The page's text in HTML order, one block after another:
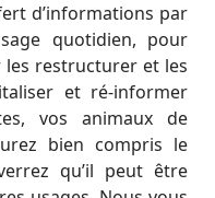
d’informations par
quotidien, pour
restructurer et les
et ré-informer
vos animaux de
bien compris le
qu’il peut être